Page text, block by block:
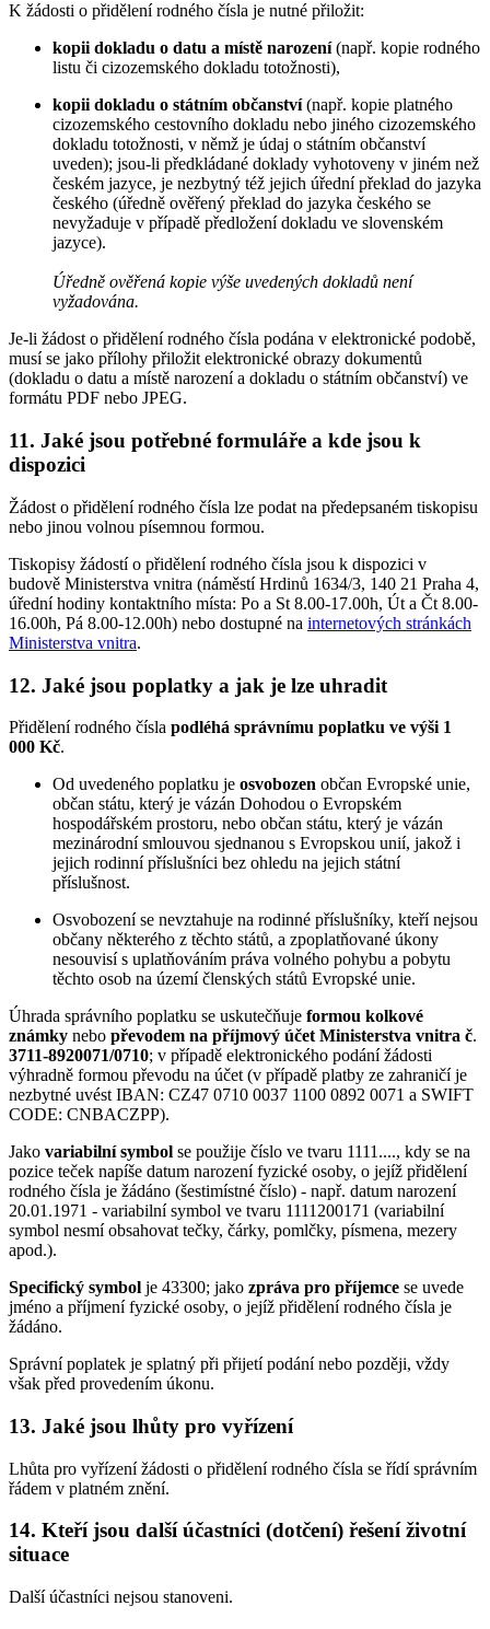
K žádosti o přidělení rodného čísla je nutné přiložit:
kopii dokladu o datu a místě narození(např. kopie rodného
listu či cizozemského dokladu totožnosti),
kopii dokladu o státním občanství(např. kopie platného
cizozemského cestovního dokladu nebo jiného cizozemského
dokladu totožnosti, v němž je údaj o státním občanství
uveden); jsou-li předkládané doklady vyhotoveny v jiném než
českém jazyce, je nezbytný též jejich úřední překlad do jazyka
českého (úředně ověřený překlad do jazyka českého se
nevyžaduje v případě předložení dokladu ve slovenském
jazyce).
Úředně ověřená kopie výše uvedených dokladů není
vyžadována.
Je-li žádost o přidělení rodného čísla podána v elektronické podobě,
musí se jako přílohy přiložit elektronické obrazy dokumentů
(dokladu o datu a místě narození a dokladu o státním občanství) ve
formátu PDF nebo JPEG.
11. Jaké jsou potřebné formuláře a kde jsou k
dispozici
Žádost o přidělení rodného čísla lze podat na předepsaném tiskopisu
nebo jinou volnou písemnou formou.
Tiskopisy žádostí o přidělení rodného čísla jsou k dispozici v
budově Ministerstva vnitra (náměstí Hrdinů 1634/3, 140 21 Praha 4,
úřední hodiny kontaktního místa: Po a St 8.00-17.00h, Út a Čt 8.00-
16.00h, Pá 8.00-12.00h) nebo dostupné na internetových stránkách
Ministerstva vnitra.
12. Jaké jsou poplatky a jak je lze uhradit
Přidělení rodného čísla podléhá správnímu poplatku ve výši 1
000 Kč.
Od uvedeného poplatku je osvobozen občan Evropské unie,
občan státu, který je vázán Dohodou o Evropském
hospodářském prostoru, nebo občan státu, který je vázán
mezinárodní smlouvou sjednanou s Evropskou unií, jakož i
jejich rodinní příslušníci bez ohledu na jejich státní
příslušnost.
Osvobození se nevztahuje na rodinné příslušníky, kteří nejsou
občany některého z těchto států, a zpoplatňované úkony
nesouvisí s uplatňováním práva volného pohybu a pobytu
těchto osob na území členských států Evropské unie.
Úhrada správního poplatku se uskutečňuje formou kolkové
známky nebo převodem na příjmový účet Ministerstva vnitra č.
3711-8920071/0710; v případě elektronického podání žádosti
výhradně formou převodu na účet (v případě platby ze zahraničí je
nezbytné uvést IBAN: CZ47 0710 0037 1100 0892 0071 a SWIFT
CODE: CNBACZPP).
Jako variabilní symbol se použije číslo ve tvaru 1111...., kdy se na
pozice teček napíše datum narození fyzické osoby, o jejíž přidělení
rodného čísla je žádáno (šestimístné číslo) - např. datum narození
20.01.1971 - variabilní symbol ve tvaru 1111200171 (variabilní
symbol nesmí obsahovat tečky, čárky, pomlčky, písmena, mezery
apod.).
Specifický symbol je 43300; jako zpráva pro příjemce se uvede
jméno a příjmení fyzické osoby, o jejíž přidělení rodného čísla je
žádáno.
Správní poplatek je splatný při přijetí podání nebo později, vždy
však před provedením úkonu.
13. Jaké jsou lhůty pro vyřízení
Lhůta pro vyřízení žádosti o přidělení rodného čísla se řídí správním
řádem v platném znění.
14. Kteří jsou další účastníci (dotčení) řešení životní
situace
Další účastníci nejsou stanoveni.